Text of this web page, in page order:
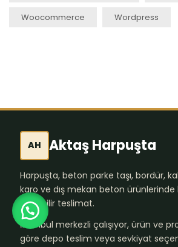
Woocommerce Wordpress
AH Aktaş Harpuşta
Harpuşta, beton parke taşı, bordür,
karo ve dış mekan beton ürünlerinde
güvenilir teslimat.
İstanbul merkezli çalışıyor, ürün ve
göre depo teslim veya sevkiyat